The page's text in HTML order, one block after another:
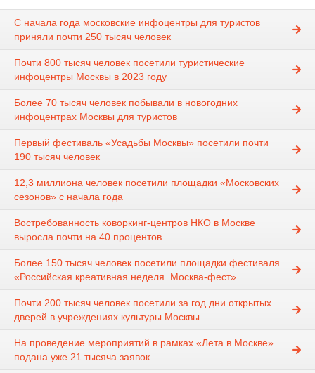
С начала года московские инфоцентры для туристов
приняли почти 250 тысяч человек
Почти 800 тысяч человек посетили туристические
инфоцентры Москвы в 2023 году
Более 70 тысяч человек побывали в новогодних
инфоцентрах Москвы для туристов
Первый фестиваль «Усадьбы Москвы» посетили почти
190 тысяч человек
12,3 миллиона человек посетили площадки «Московских
сезонов» с начала года
Востребованность коворкинг-центров НКО в Москве
выросла почти на 40 процентов
Более 150 тысяч человек посетили площадки фестиваля
«Российская креативная неделя. Москва-фест»
Почти 200 тысяч человек посетили за год дни открытых
дверей в учреждениях культуры Москвы
На проведение мероприятий в рамках «Лета в Москве»
подана уже 21 тысяча заявок